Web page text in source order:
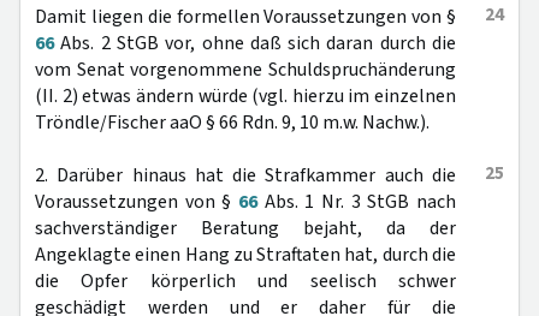
24
Damit liegen die formellen Voraussetzungen von §
66Abs. 2 StGB vor, ohne daß sich daran durch die
vom Senat vorgenommene Schuldspruchänderung
(II. 2) etwas ändern würde (vgl. hierzu im einzelnen
Tröndle/Fischer aaO § 66 Rdn. 9, 10 m.w. Nachw.).
25
2. Darüber hinaus hat die Strafkammer auch die
Voraussetzungen von § 66Abs. 1 Nr. 3 StGB nach
sachverständiger Beratung bejaht, da der
Angeklagte einen Hang zu Straftaten hat, durch die
die Opfer körperlich und seelisch schwer
geschädigt werden und er daher für die